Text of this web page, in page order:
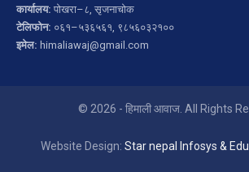
कार्यालय: पोखरा–८, सृजनाचोक
टेलिफोन: ०६१–५३६५६१, ९८५६०३२१००
इमेल: himaliawaj@gmail.com
© 2026 - हिमाली आवाज. All Rights
Website Design: Star nepal Infosys &